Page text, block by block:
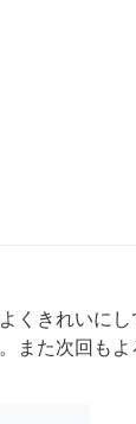
くきれいに
また次回もよ